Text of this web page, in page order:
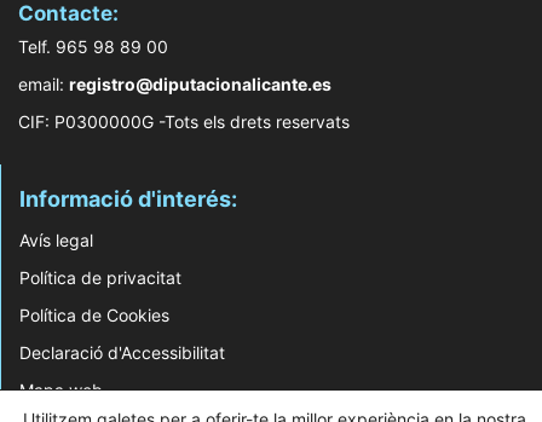
Contacte:
Telf. 965 98 89 00
email: registro@diputacionalicante.es
CIF: P0300000G -Tots els drets reservats
Informació d'interés:
Avís legal
Política de privacitat
Política de Cookies
Declaració d'Accessibilitat
Mapa web